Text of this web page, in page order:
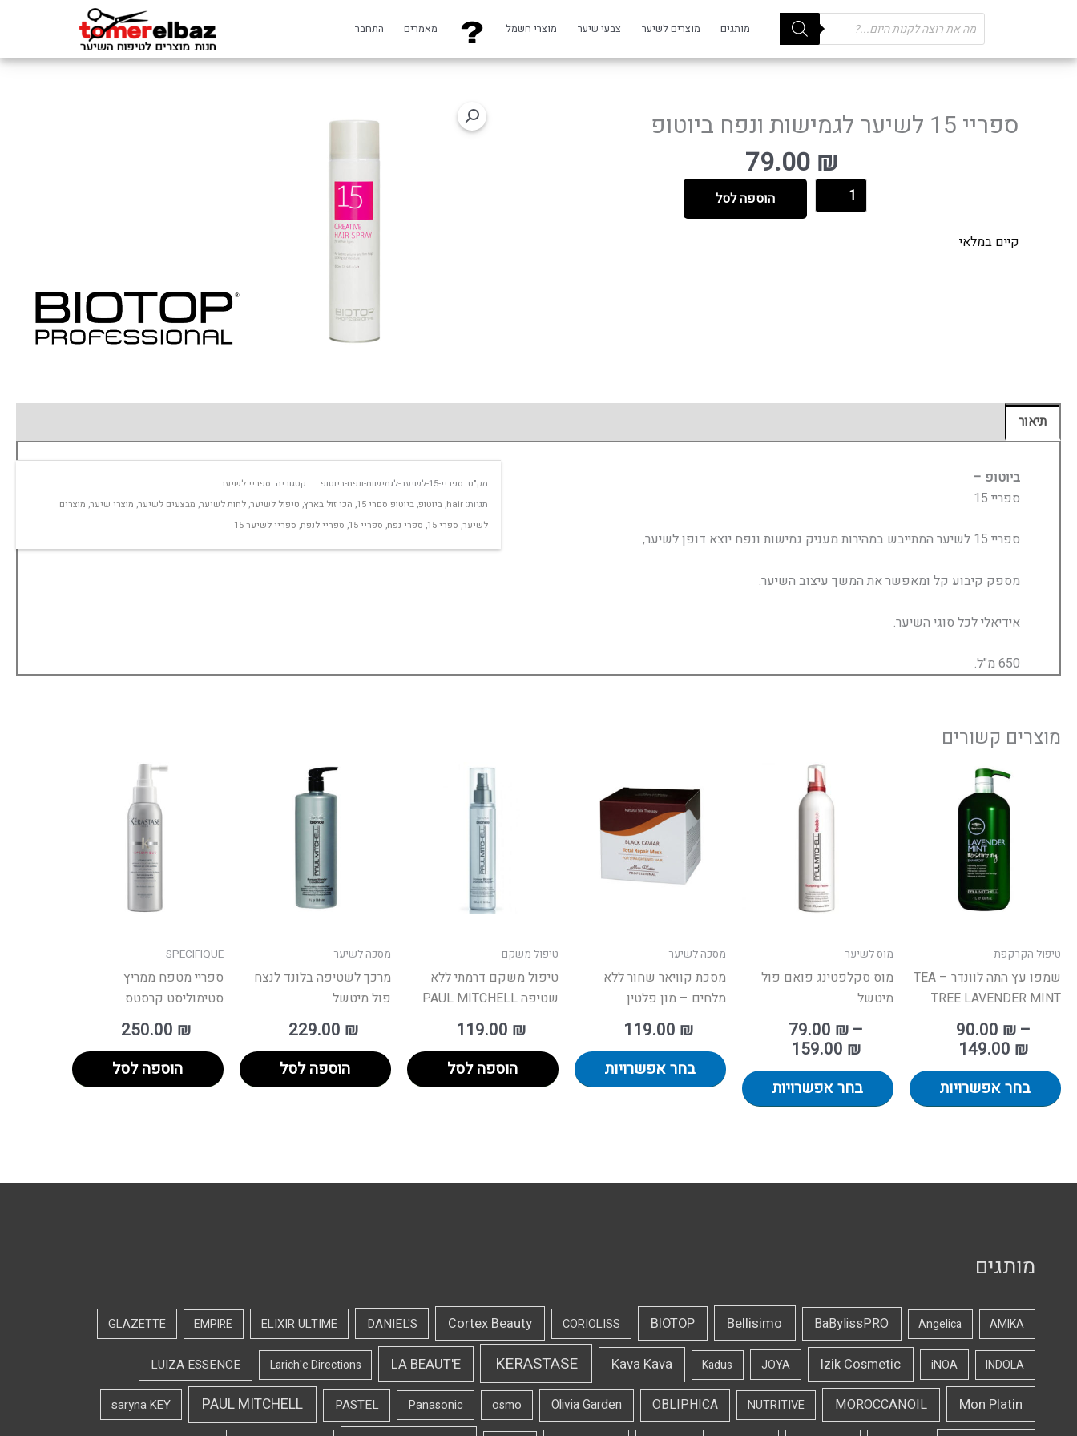
מותגים מוצרים לשיער צבעי שיער מוצרי חשמל מאמרים התחבר
Products
search
ספריי 15 לשיער לגמישות ונפח ביוטופ
79.00 ₪
הוספה לסל
קיים במלאי
מק"ט: ספריי-15-לשיער-לגמישות-ונפח-ביוטופ קטגוריה: ספריי לשיער
תגיות:hair
,ביוטופ,ביוטופ סםרי 15 , הכי זול בארץ, טיפול לשיער,לחות לשיער, מבצעים לשיער, מוצרי שיער, מוצרים
לשיער, ספרי 15 , ספרי נפח, ספריי 15 , ספריי לנפח, ספריי לשיער 15
תיאור
ביוטופ –
ספריי 15
ספריי 15 לשיער המתייבש במהירות מעניק גמישות ונפח יוצא דופן לשיער,
מספק קיבוע קל ומאפשר את המשך עיצוב השיער.
אידיאלי לכל סוגי השיער.
650 מ"ל.
מוצרים קשורים
טיפול הקרקפת
שמפו עץ התה לוונדר – TEA
TREE LAVENDER MINT
90.00 ₪–
149.00 ₪
בחר אפשרויות
בעמוד
המוצר
מוס לשיער
מוס סקלפטינג פואם פול
מיטשל
79.00 ₪–
159.00 ₪
בחר אפשרויות
בעמוד
המוצר
מסכה לשיער
מסכת קוויאר שחור ללא
מלחים – מון פלטין
119.00 ₪
בחר אפשרויות
בעמוד
המוצר
טיפול משקם
טיפול משקם דרמתי ללא
שטיפה PAUL MITCHELL
119.00 ₪
הוספה לסל
מסכה לשיער
מרכך לשטיפה בלונד לנצח
פול מיטשל
229.00 ₪
הוספה לסל
SPECIFIQUE
ספריי מטפח ממריץ
סטימוליסט קרסטס
250.00 ₪
הוספה לסל
מותגים
AMIKA
Angelica
BaBylissPRO
Bellisimo
BIOTOP
CORIOLISS
Cortex Beauty
DANIEL'S
ELIXIR ULTIME
EMPIRE
GLAZETTE
INDOLA
iNOA
Izik Cosmetic
JOYA
Kadus
Kava Kava
KERASTASE
LA BEAUT'E
Larich'e Directions
LUIZA ESSENCE
Mon Platin
MOROCCANOIL
NUTRITIVE
OBLIPHICA
Olivia Garden
osmo
Panasonic
PASTEL
PAUL MITCHELL
saryna KEY